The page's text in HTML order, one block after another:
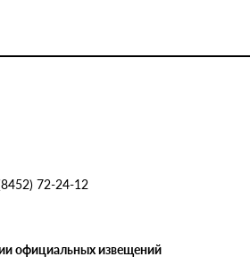
72-24-12
официальных извещений